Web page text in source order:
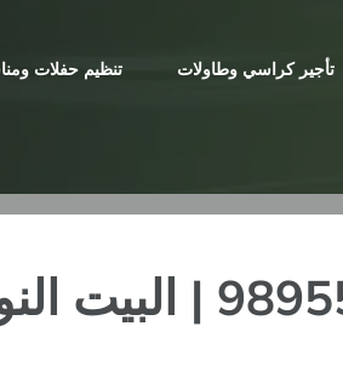
تأجير كراسي وطاولات تنظيم حفلات